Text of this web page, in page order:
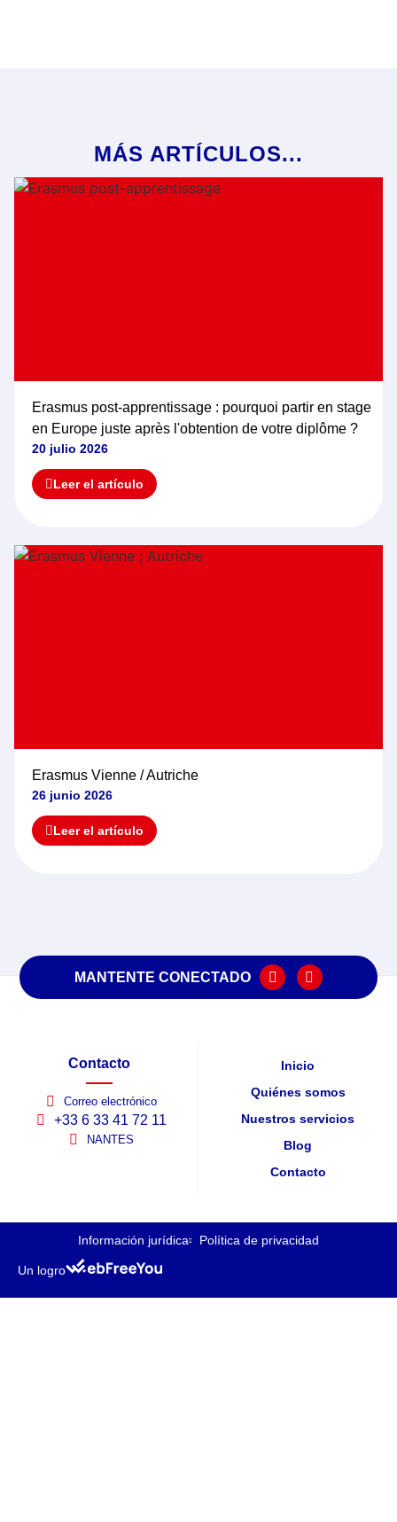
MÁS ARTÍCULOS...
Erasmus post-apprentissage : pourquoi partir en stage
en Europe juste après l'obtention de votre diplôme ?
20 julio 2026
Leer el artículo
Erasmus Vienne / Autriche
26 junio 2026
Leer el artículo
MANTENTE CONECTADO
Contacto
Correo electrónico
+33 6 33 41 72 11
NANTES
Inicio
Quiénes somos
Nuestros servicios
Blog
Contacto
Información jurídica Política de privacidad
Un logro